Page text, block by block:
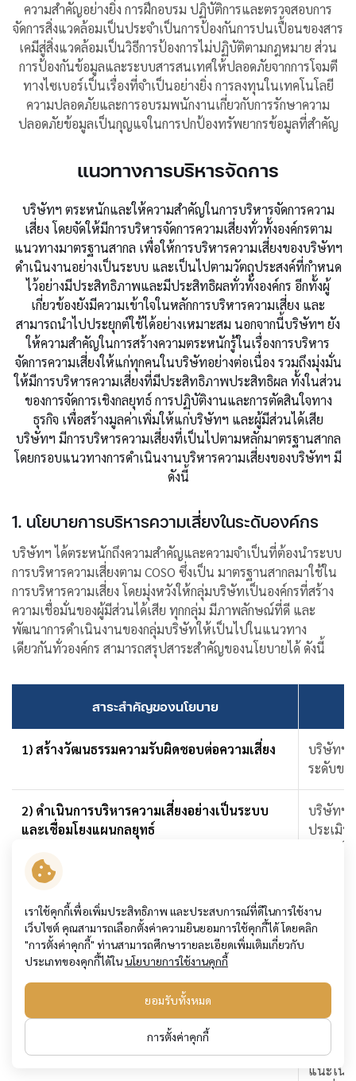
ความสำคัญอย่างยิ่ง การฝึกอบรม ปฏิบัติการและตรวจสอบการ
จัดการสิ่งแวดล้อมเป็นประจำเป็นการป้องกันการปนเปื้อนของสาร
เคมีสู่สิ่งแวดล้อมเป็นวิธีการป้องการไม่ปฏิบัติตามกฎหมาย ส่วน
การป้องกันข้อมูลและระบบสารสนเทศให้ปลอดภัยจากการโจมตี
ทางไซเบอร์เป็นเรื่องที่จำเป็นอย่างยิ่ง การลงทุนในเทคโนโลยี
ความปลอดภัยและการอบรมพนักงานเกี่ยวกับการรักษาความ
ปลอดภัยข้อมูลเป็นกุญแจในการปกป้องทรัพยากรข้อมูลที่สำคัญ
แนวทางการบริหารจัดการ
บริษัทฯ ตระหนักและให้ความสำคัญในการบริหารจัดการความ
เสี่ยง โดยจัดให้มีการบริหารจัดการความเสี่ยงทั่วทั้งองค์กรตาม
แนวทางมาตรฐานสากล เพื่อให้การบริหารความเสี่ยงของบริษัทฯ
ดำเนินงานอย่างเป็นระบบ และเป็นไปตามวัตถุประสงค์ที่กำหนด
ไว้อย่างมีประสิทธิภาพและมีประสิทธิผลทั่วทั้งองค์กร อีกทั้งผู้
เกี่ยวข้องยังมีความเข้าใจในหลักการบริหารความเสี่ยง และ
สามารถนำไปประยุกต์ใช้ได้อย่างเหมาะสม นอกจากนี้บริษัทฯ ยัง
ให้ความสำคัญในการสร้างความตระหนักรู้ในเรื่องการบริหาร
จัดการความเสี่ยงให้แก่ทุกคนในบริษัทอย่างต่อเนื่อง รวมถึงมุ่งมั่น
ให้มีการบริหารความเสี่ยงที่มีประสิทธิภาพประสิทธิผล ทั้งในส่วน
ของการจัดการเชิงกลยุทธ์ การปฏิบัติงานและการตัดสินใจทาง
ธุรกิจ เพื่อสร้างมูลค่าเพิ่มให้แก่บริษัทฯ และผู้มีส่วนได้เสีย
บริษัทฯ มีการบริหารความเสี่ยงที่เป็นไปตามหลักมาตรฐานสากล
โดยกรอบแนวทางการดำเนินงานบริหารความเสี่ยงของบริษัทฯ มี
ดังนี้
1. นโยบายการบริหารความเสี่ยงในระดับองค์กร
บริษัทฯ ได้ตระหนักถึงความสำคัญและความจำเป็นที่ต้องนำระบบ
การบริหารความเสี่ยงตาม COSO ซึ่งเป็น มาตรฐานสากลมาใช้ใน
การบริหารความเสี่ยง โดยมุ่งหวังให้กลุ่มบริษัทเป็นองค์กรที่สร้าง
ความเชื่อมั่นของผู้มีส่วนได้เสีย ทุกกลุ่ม มีภาพลักษณ์ที่ดี และ
พัฒนาการดำเนินงานของกลุ่มบริษัทให้เป็นไปในแนวทาง
เดียวกันทั่วองค์กร สามารถสรุปสาระสำคัญของนโยบายได้ ดังนี้
สาระสำคัญของนโยบาย
1) สร้างวัฒนธรรมความรับผิดชอบต่อความเสี่ยง
บริษัทฯ
ระดับขอ
2) ดำเนินการบริหารความเสี่ยงอย่างเป็นระบบ
และเชื่อมโยงแผนกลยุทธ์
บริษัทฯ
ประเมิน
จากความเสี่ยง
แผนควา
4) สนับสนุนการพัฒนาระบบ เทคโนโลยี และ
ข้อมูลเพื่อการบริหารความเสี่ยง
5) การรายงานและติดตามผลด้านความเสี่ยงอย่าง
หน่วยง
กรรมกา
แนะในก
เราใช้คุกกี้เพื่อเพิ่มประสิทธิภาพ และประสบการณ์ที่ดีในการใช้งาน
เว็บไซต์ คุณสามารถเลือกตั้งค่าความยินยอมการใช้คุกกี้ได้ โดยคลิก
"การตั้งค่าคุกกี้" ท่านสามารถศึกษารายละเอียดเพิ่มเติมเกี่ยวกับ
ประเภทของคุกกี้ได้ในนโยบายการใช้งานคุกกี้
ยอมรับทั้งหมด
การตั้งค่าคุกกี้